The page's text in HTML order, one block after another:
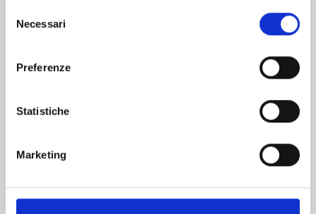
delNecessari
Preferenze
Statistiche
Marketing
YU DEGLI SPETTRI NEW EDITION n. 19